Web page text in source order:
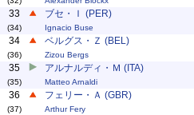
33
(34)
ブセ・Ｉ (PER)
Ignacio Buse
34
(36)
ベルグス・Ｚ (BEL)
Zizou Bergs
35
(35)
アルナルディ・Ｍ (ITA)
Matteo Arnaldi
36
(37)
フェリー・Ａ (GBR)
Arthur Fery